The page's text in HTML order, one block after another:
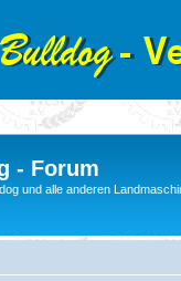
- Forum
und alle anderen